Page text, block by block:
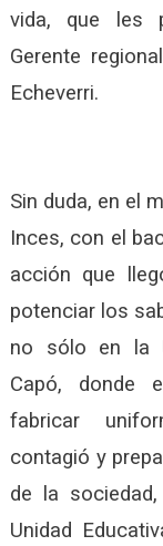
vida, que les
Gerente
Echeverri.
Sin duda, en el
Inces, con el
acción que
potenciar los
no sólo en la
Capó, donde
fabricar
contagió y
de la
Unidad